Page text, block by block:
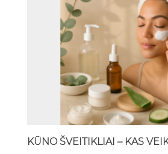
KŪNO ŠVEITIKLIAI – KAS